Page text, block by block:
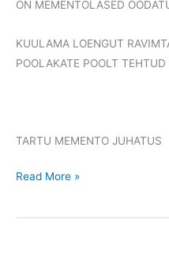
ON MEMENTOLASED
KUULAMA LOENGUT
POOLAKATE POOLT TEHTUD
TARTU MEMENTO JUHATUS
KIIR
Read More »